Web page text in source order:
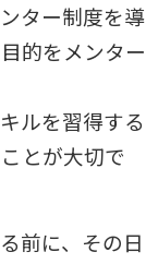
ター制度を導
的をメンター
ルを習得する
とが大切で
前に、その日